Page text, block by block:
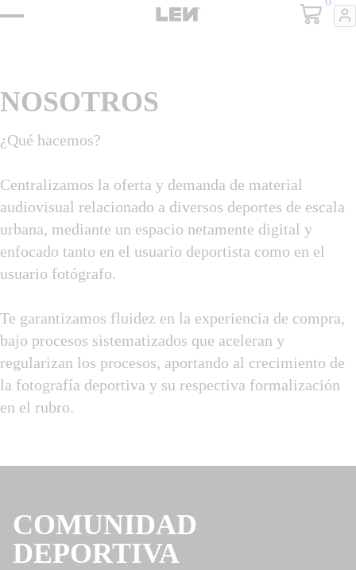
NOSOTROS
¿Qué hacemos?
Centralizamos la oferta y demanda de material
audiovisual relacionado a diversos deportes de escala
urbana, mediante un espacio netamente digital y
enfocado tanto en el usuario deportista como en el
usuario fotógrafo.
Te garantizamos fluidez en la experiencia de compra,
bajo procesos sistematizados que aceleran y
regularizan los procesos, aportando al crecimiento de
la fotografía deportiva y su respectiva formalización
en el rubro.
COMUNIDAD
DEPORTIVA